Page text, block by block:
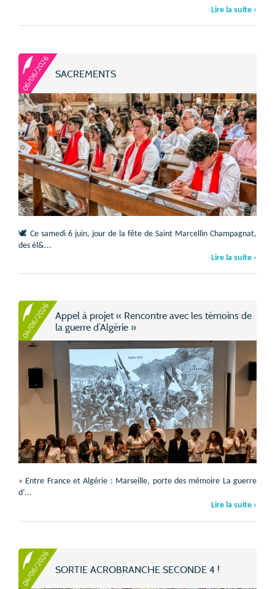
Lire la suite ›
06/06/2026 SACREMENTS
🕊️ Ce samedi 6 juin, jour de la fête de Saint Marcellin Champagnat,
des él&...
Lire la suite ›
04/06/2026 Appel à projet « Rencontre avec les témoins de
la guerre d’Algérie »
« Entre France et Algérie : Marseille, porte des mémoire La guerre
d’...
Lire la suite ›
04/06/2026 SORTIE ACROBRANCHE SECONDE 4 !